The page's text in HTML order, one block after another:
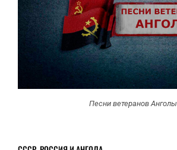
Песни ветеранов Анголы